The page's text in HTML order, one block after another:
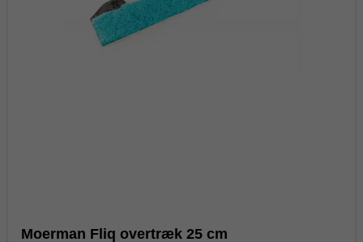
Moerman Fliq overtræk 25 cm